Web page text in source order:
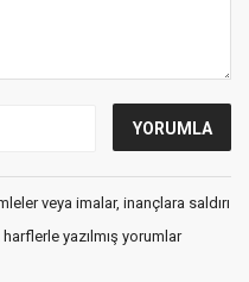
veya imalar, inançlara saldırı
yazılmış yorumlar